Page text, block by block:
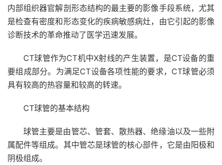
内部组织器官解剖形态结构的最主要的影像手段系统，尤其
是检查有密度和形态变化的疾病敏感病灶，由它引起的影像
诊断技术的革命推动了医学迅速发展。
CT球管作为CT机中X射线的产生装置，是CT设备的重
要组成部分。为满足CT设备各项性能的要求，CT球管必须
具有较高的热容量和较高的转速。
CT球管的基本结构
球管主要是由管芯、管套、散热器、绝缘油以及一些附
属配件等组成。其中管芯是球管的核心部件，它是由阳极和
阴极组成。